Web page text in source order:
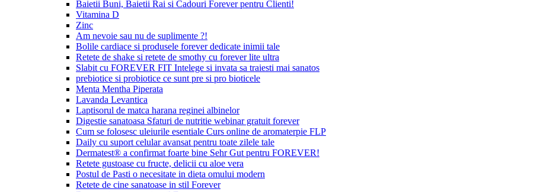
Baietii Buni, Baietii Rai si Cadouri Forever pentru Clienti!
Vitamina D
Zinc
Am nevoie sau nu de suplimente ?!
Bolile cardiace si produsele forever dedicate inimii tale
Retete de shake si retete de smothy cu forever lite ultra
Slabit cu FOREVER FIT Intelege si invata sa traiesti mai sanatos
prebiotice si probiotice ce sunt pre si pro bioticele
Menta Mentha Piperata
Lavanda Levantica
Laptisorul de matca harana reginei albinelor
Digestie sanatoasa Sfaturi de nutritie webinar gratuit forever
Cum se folosesc uleiurile esentiale Curs online de aromaterpie FLP
Daily cu suport celular avansat pentru toate zilele tale
Dermatest® a confirmat foarte bine Sehr Gut pentru FOREVER!
Retete gustoase cu fructe, delicii cu aloe vera
Postul de Pasti o necesitate in dieta omului modern
Retete de cine sanatoase in stil Forever